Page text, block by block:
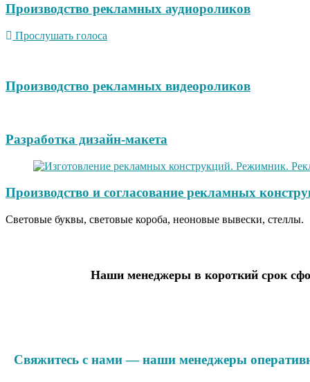
Производство рекламных аудиороликов
Прослушать голоса
Производство рекламных видеороликов
Разработка дизайн-макета
Производство и согласование рекламных
Световые буквы, световые короба, неоновые вывески, стеллы.
Наши менеджеры в короткий срок
Свяжитесь с нами — наши менеджеры